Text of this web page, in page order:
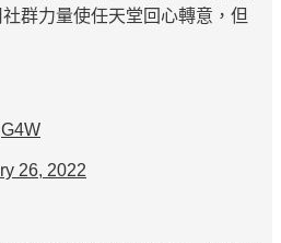
群力量使任天堂回心轉意，但
26, 2022